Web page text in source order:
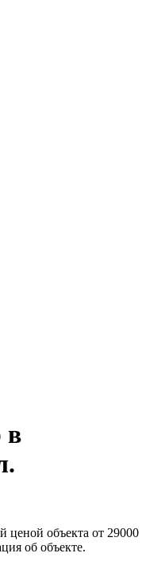
в
ценой объекта от 29000
об объекте.